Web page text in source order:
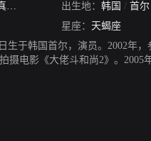
/韩慧珍 出生地： 韩国 / 首尔
星座： 天蝎座
生于韩国首尔，演员。2002年
摄电影《大佬斗和尚2》。
电视剧《济众院》、电影《不
电视剧《温暖的一句话》。
办婚礼；2015年2月宣布怀孕